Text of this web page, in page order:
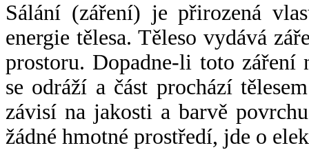
Sálání (záření) je přirozená
energie tělesa. Těleso vydává
prostoru. Dopadne-li toto záření
se odráží a část prochází
závisí na jakosti a barvě
žádné hmotné prostředí, jde o